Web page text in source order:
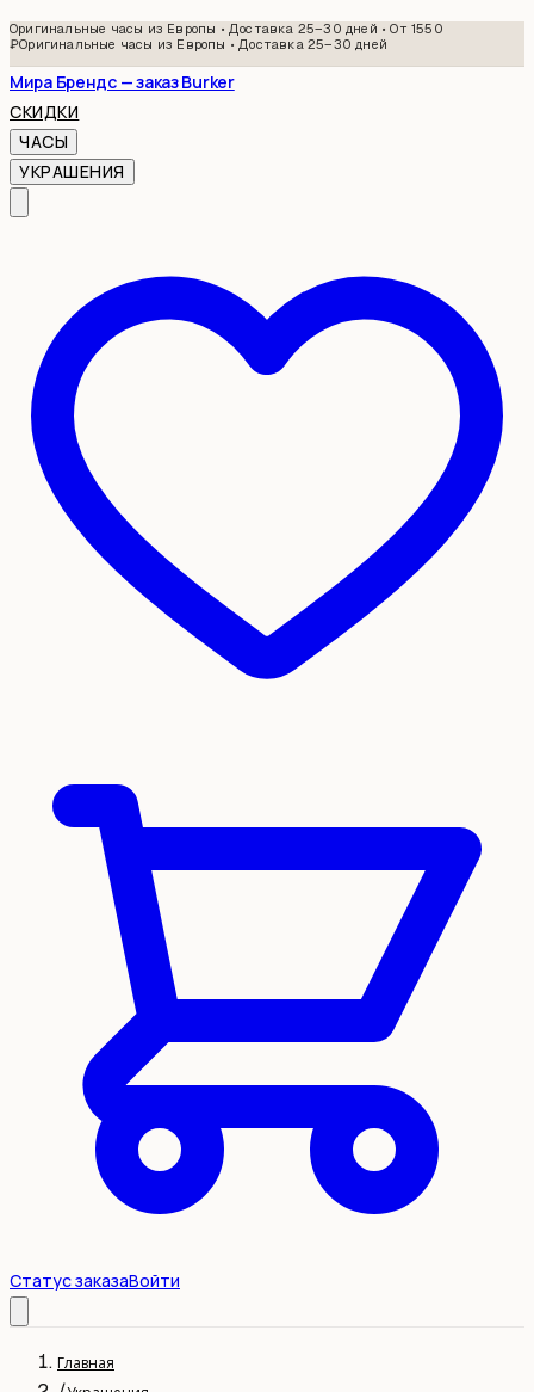
Оригинальные часы из Европы • Доставка 25–30 дней • От 1550
₽Оригинальные часы из Европы • Доставка 25–30 дней
Мира Брендс — заказ Burker
СКИДКИ
ЧАСЫ
УКРАШЕНИЯ
Статус заказаВойти
Главная